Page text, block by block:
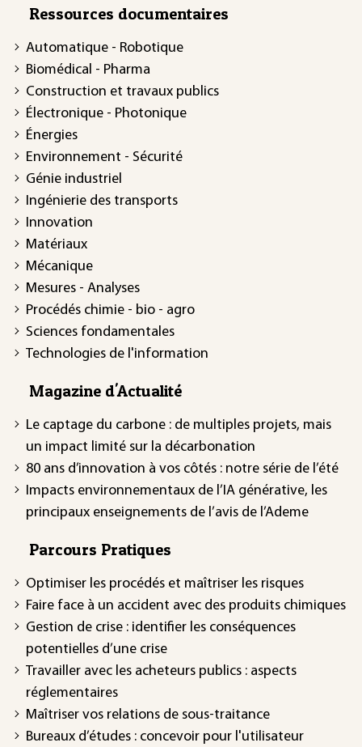
Ressources documentaires
Automatique - Robotique
Biomédical - Pharma
Construction et travaux publics
Électronique - Photonique
Énergies
Environnement - Sécurité
Génie industriel
Ingénierie des transports
Innovation
Matériaux
Mécanique
Mesures - Analyses
Procédés chimie - bio - agro
Sciences fondamentales
Technologies de l'information
Magazine d'Actualité
Le captage du carbone : de multiples projets, mais
un impact limité sur la décarbonation
80 ans d’innovation à vos côtés : notre série de l’été
Impacts environnementaux de l’IA générative, les
principaux enseignements de l’avis de l’Ademe
Parcours Pratiques
Optimiser les procédés et maîtriser les risques
Faire face à un accident avec des produits chimiques
Gestion de crise : identifier les conséquences
potentielles d’une crise
Travailler avec les acheteurs publics : aspects
réglementaires
Maîtriser vos relations de sous-traitance
Bureaux d’études : concevoir pour l'utilisateur